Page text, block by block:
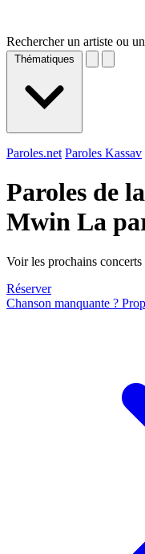
Rechercher un artiste ou
Thématiques
Paroles.net Paroles Kassav
Paroles de
Mwin La
Voir les prochains concerts
Réserver
Chanson manquante ?